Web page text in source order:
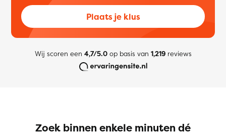
Plaats je klus
Wij scoren een 4,7/5.0op basis van 1,219reviews
Zoek binnen enkele minuten dé